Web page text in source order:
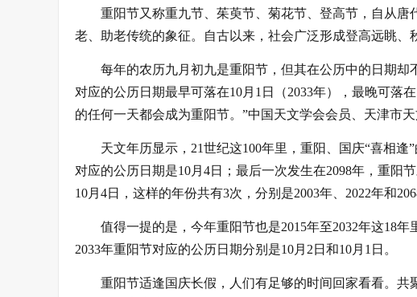
重阳节又称重九节、茱萸节、菊花节、登高节，自从
老、助老传统的象征。自古以来，社会广泛形成登高远眺、
每年的农历九月初九是重阳节，但其在公历中的日期却
对应的公历日期最早可落在10月1日（2033年），最晚可落
的任何一天都会成为重阳节。”中国天文学会会员、天津市天
天文年历显示，21世纪这100年里，重阳、国庆“喜相
对应的公历日期是10月4日；最后一次发生在2098年，重阳
10月4日，这样的年份共有3次，分别是2003年、2022年和
值得一提的是，今年重阳节也是2015年至2032年这18
2033年重阳节对应的公历日期分别是10月2日和10月1日。
重阳节适逢国庆长假，人们有足够的时间回家看看。